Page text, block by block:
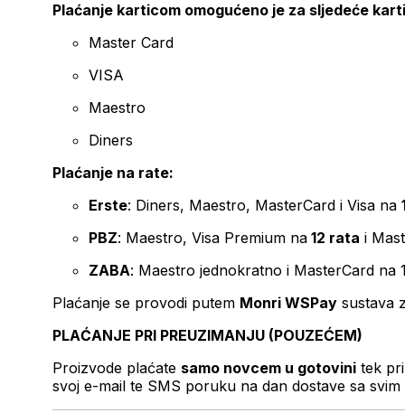
Plaćanje karticom omogućeno je za sljedeće
Master Card
VISA
Maestro
Diners
Plaćanje na rate:
Erste: Diners, Maestro, MasterCard i Visa na
PBZ: Maestro, Visa Premium na 12 rata i
ZABA: Maestro jednokratno i MasterCard na
Plaćanje se provodi putem Monri WSPay sustava
PLAĆANJE PRI PREUZIMANJU (POUZEĆEM)
Proizvode plaćate samo novcem u gotovini tek
svoj e-mail te SMS poruku na dan dostave sa svim